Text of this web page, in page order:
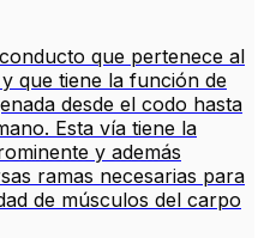
que pertenece al
que tiene la función de
desde el codo hasta
Esta vía tiene la
y además
ramas necesarias para
de músculos del carpo